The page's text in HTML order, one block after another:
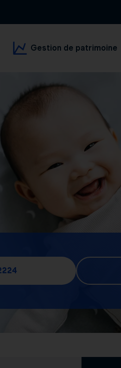
Gestion de patrimoine